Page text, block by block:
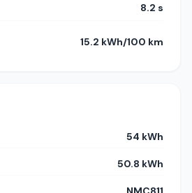
8.2 s
15.2 kWh/100 km
54 kWh
50.8 kWh